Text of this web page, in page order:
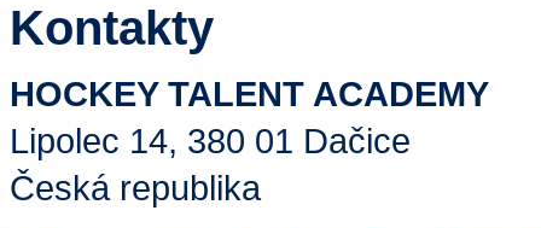
Kontakty
HOCKEY TALENT ACADEMY
Lipolec 14, 380 01 Dačice
Česká republika